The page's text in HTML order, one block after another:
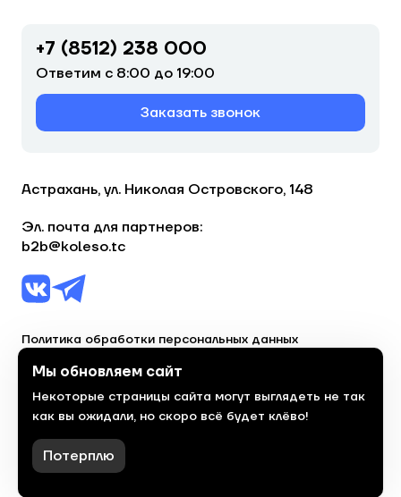
+7 (8512) 238 000
Ответим с 8:00 до 19:00
Заказать звонок
Астрахань, ул. Николая Островского, 148
Эл. почта для партнеров:
b2b@koleso.tc
Политика обработки персональных данных
© 2023, торгово-сервисная сеть «Колесо»
Политика конфиденциальности
Сделано
красиво
Мы обновляем сайт
Некоторые страницы сайта могут выглядеть не так
как вы ожидали, но скоро всё будет клёво!
Потерплю